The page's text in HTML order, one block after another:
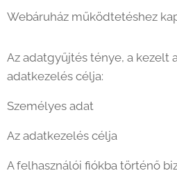
Webáruház működtetéshez
Az adatgyűjtés ténye, a kezelt
adatkezelés célja:
Személyes adat
Az adatkezelés célja
​A felhasználói fiókba történő